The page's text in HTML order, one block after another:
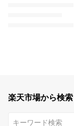
楽天市場から検索